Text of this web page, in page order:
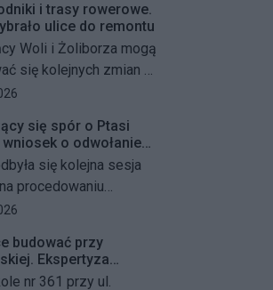
Warszawskiego oraz
Krajowej Obwodu
W programie znalazły
miejsc
patriotyczne,
z powstańcami oraz
hołdu bohaterom
i trasy rowerowe.
ulice do remontu
Woli i Żoliborza mogą
się kolejnych zmian w
Warszawa
na kilku ważnych
dzielnic. Wykonawcy
wybrani w przetargu, a
mają zakończyć
w tym roku.
artykułu:
się spór o Ptasi
o odwołanie
Rady
się kolejna sesja
procedowaniu
projektu uchwały
budowy zespołu
żłobkowego przy ul.
artykułu:
budować przy
Ekspertyza
problemy z gruntem
nr 361 przy ul.